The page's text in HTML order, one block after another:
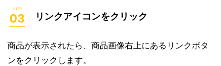
リンクアイコンをクリック
商品が表示されたら、商品画像右上にあるリンクボタ
ンをクリックします。